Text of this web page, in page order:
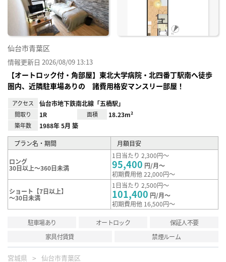
仙台市青葉区
情報更新日 2026/08/09 13:13
【オートロック付・角部屋】東北大学病院・北四番丁駅南へ徒歩
圏内、近隣駐車場ありの 諸費用格安マンスリー部屋！
アクセス 仙台市地下鉄南北線「五橋駅」
間取り 1R 面積 18.23m²
築年数 1988年 5月 築
プラン名・期間 月額目安
ロング
30日以上～360日未満
1日当たり 2,300円～
95,400 円/月～
初期費用他 22,000円～
ショート【7日以上】
～30日未満
1日当たり 2,500円～
101,400 円/月～
初期費用他 16,500円～
駐車場あり オートロック
保証人不要
家具付賃貸
禁煙ルーム
宮城県 仙台市青葉区